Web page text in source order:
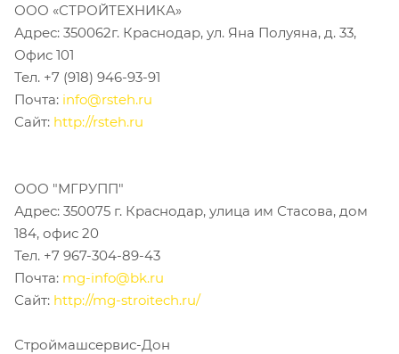
ООО «СТРОЙТЕХНИКА»
Адрес: 350062г. Краснодар, ул. Яна Полуяна, д. 33,
Офис 101
Тел. +7 (918) 946-93-91
Почта: info@rsteh.ru
Сайт: http://rsteh.ru
ООО "МГРУПП"
Адрес: 350075 г. Краснодар, улица им Стасова, дом
184, офис 20
Тел. +7 967-304-89-43
Почта: mg-info@bk.ru
Сайт: http://mg-stroitech.ru/
Строймашсервис-Дон